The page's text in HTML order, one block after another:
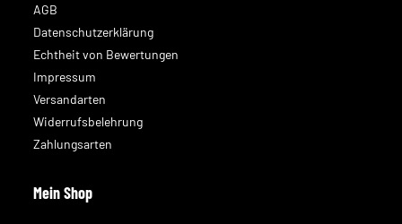
AGB
Datenschutzerklärung
Echtheit von Bewertungen
Impressum
Versandarten
Widerrufsbelehrung
Zahlungsarten
Mein Shop